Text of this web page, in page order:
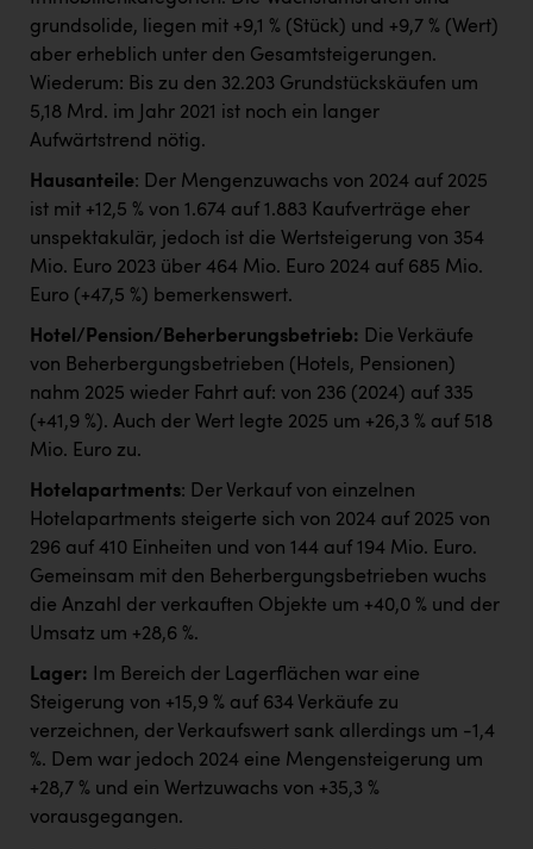
grundsolide, liegen mit +9,1 % (Stück) und +9,7 % (Wert)
aber erheblich unter den Gesamtsteigerungen.
Wiederum: Bis zu den 32.203 Grundstückskäufen um
5,18 Mrd. im Jahr 2021 ist noch ein langer
Aufwärtstrend nötig.
Hausanteile: Der Mengenzuwachs von 2024 auf 2025
ist mit +12,5 % von 1.674 auf 1.883 Kaufverträge eher
unspektakulär, jedoch ist die Wertsteigerung von 354
Mio. Euro 2023 über 464 Mio. Euro 2024 auf 685 Mio.
Euro (+47,5 %) bemerkenswert.
Hotel/Pension/Beherberungsbetrieb: Die Verkäufe
von Beherbergungsbetrieben (Hotels, Pensionen)
nahm 2025 wieder Fahrt auf: von 236 (2024) auf 335
(+41,9 %). Auch der Wert legte 2025 um +26,3 % auf 518
Mio. Euro zu.
Hotelapartments: Der Verkauf von einzelnen
Hotelapartments steigerte sich von 2024 auf 2025 von
296 auf 410 Einheiten und von 144 auf 194 Mio. Euro.
Gemeinsam mit den Beherbergungsbetrieben wuchs
die Anzahl der verkauften Objekte um +40,0 % und der
Umsatz um +28,6 %.
Lager: Im Bereich der Lagerflächen war eine
Steigerung von +15,9 % auf 634 Verkäufe zu
verzeichnen, der Verkaufswert sank allerdings um -1,4
%. Dem war jedoch 2024 eine Mengensteigerung um
+28,7 % und ein Wertzuwachs von +35,3 %
vorausgegangen.